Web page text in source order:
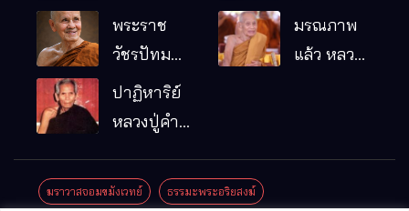
พระอริยเจ้า
ผู้เป็นบิดา
รมฐาน
หมากอื๋อ
พระราช
วัชรปัทม
คุณ (หลวง
ปู่บัวเกตุ
แล้ว วัดป่า
มรณภาพ
แล้ว หลวง
ปาฏิหาริย์
หลวงปู่คำ
มณี
ฆราวาสจอมขมังเวทย์ ธรรมะพระอริยสงฆ์